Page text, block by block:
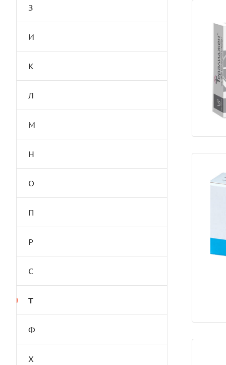
З
И
К
Л
М
Н
О
П
Р
С
Т
Ф
Х